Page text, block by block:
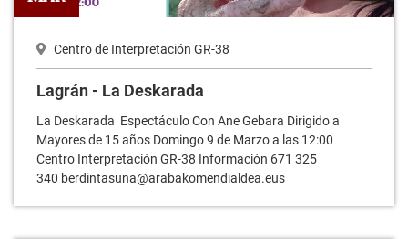
Centro de Interpretación GR-38
Lagrán - La Deskarada
La Deskarada Espectáculo Con Ane Gebara Dirigido a
Mayores de 15 años Domingo 9 de Marzo a las 12:00
Centro Interpretación GR-38 Información 671 325
340 berdintasuna@arabakomendialdea.eus